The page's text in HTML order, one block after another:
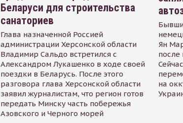
Беларуси для строительства
санаториев
Глава назначенной Россией
администрации Херсонской области
Владимир Сальдо встретился с
Александром Лукашенко в ходе своей
поездки в Беларусь. После этого
разговора глава Херсонской области
заявил журналистам, что регион готов
передать Минску часть побережья
Азовского и Черного морей
Ян
после
на